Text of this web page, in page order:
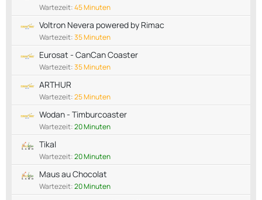
Wartezeit:45 Minuten
Voltron Nevera powered by Rimac
Wartezeit:35 Minuten
Eurosat - CanCan Coaster
Wartezeit:35 Minuten
ARTHUR
Wartezeit:25 Minuten
Wodan - Timburcoaster
Wartezeit:20 Minuten
Tikal
Wartezeit:20 Minuten
Maus au Chocolat
Wartezeit:20 Minuten